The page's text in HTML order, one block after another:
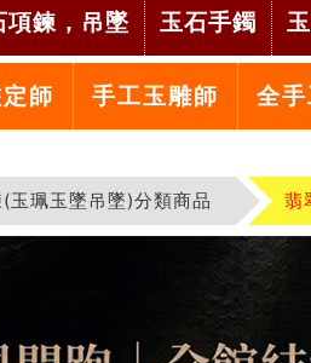
項鍊，吊墜 玉石手鐲
師 手工玉雕師 全
玉珮玉墜吊墜)分類商品 翡